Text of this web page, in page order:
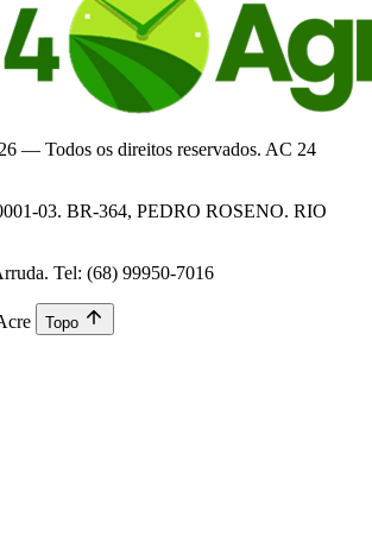
— Todos os direitos reservados. AC 24
03. BR-364, PEDRO ROSENO. RIO
Tel: (68) 99950-7016
Topo